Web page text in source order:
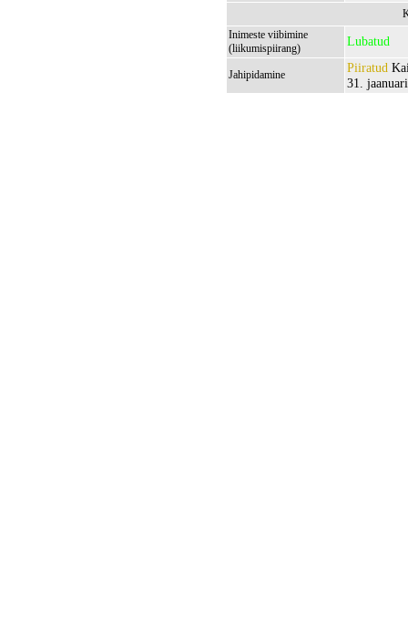
Inimeste viibimine
(liikumispiirang)
Lubatud
Jahipidamine Piiratud
31.